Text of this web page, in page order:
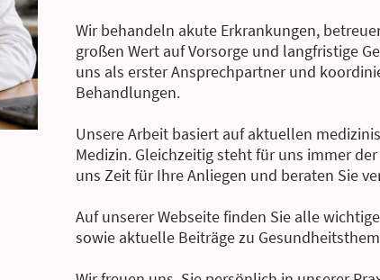
Wir behandeln akute Erkrankungen,
großen Wert auf Vorsorge und langfristige
uns als erster Ansprechpartner und
Behandlungen.
Unsere Arbeit basiert auf aktuellen
Medizin. Gleichzeitig steht für uns immer
uns Zeit für Ihre Anliegen und beraten Sie
Auf unserer Webseite finden Sie alle
sowie aktuelle Beiträge zu